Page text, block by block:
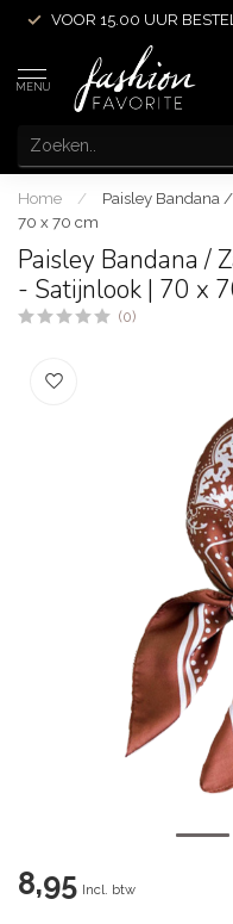
VOOR 15.00 UUR
MENU
Home /
Paisley Bandana
70 x 70 cm
Paisley Bandana /
- Satijnlook | 70 x
(0)
8,95 Incl. btw